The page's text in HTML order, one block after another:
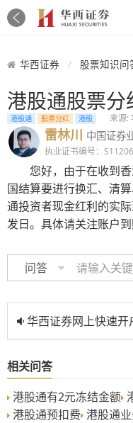
华西证券 股票知识问
港股通股票分
港股通 股票分红 港股 来源:
雷林川 中国证券
执业证书编号：
您好，由于在收到
国结算要进行换汇、清
通投资者现金红利的实
发日。具体请关注账户到
问答
华西证券网上快速开
相关问答
港股通有2元冻结金额
港股通预扣费 港股通